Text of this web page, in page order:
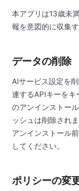
本アプリは13歳未
報を意図的に収集
データの削除
AIサービス設定を
連するAPIキーをキ
のアンインストー
ッシュは削除され
アンインストール
してください。
ポリシーの変